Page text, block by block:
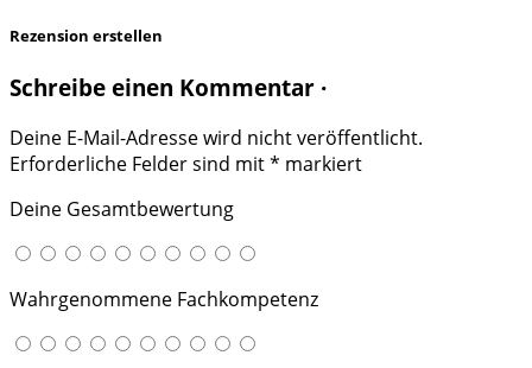
Rezension erstellen
Schreibe einen Kommentar ·
Deine E-Mail-Adresse wird nicht veröffentlicht.
Erforderliche Felder sind mit* markiert
Deine Gesamtbewertung
Wahrgenommene Fachkompetenz